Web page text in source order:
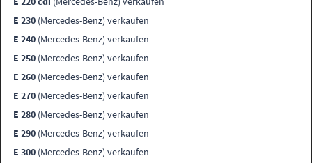
E 230 (Mercedes-Benz) verkaufen
E 240 (Mercedes-Benz) verkaufen
E 250 (Mercedes-Benz) verkaufen
E 260 (Mercedes-Benz) verkaufen
E 270 (Mercedes-Benz) verkaufen
E 280 (Mercedes-Benz) verkaufen
E 290 (Mercedes-Benz) verkaufen
E 300 (Mercedes-Benz) verkaufen